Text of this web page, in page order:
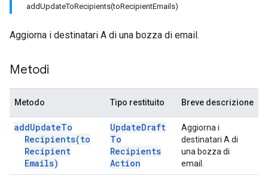
addUpdateToRecipients(toRecipientEmails)
Aggiorna i destinatari A di una bozza di email.
Metodi
Metodo Tipo restituito Breve descrizione
addUpdateTo
Recipients(to
Recipient
Emails)
UpdateDraft
To
Recipients
Action
Aggiorna i
destinatari A di
una bozza di
email.